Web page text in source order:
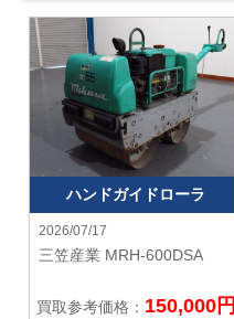
ハンドガイドローラ
2026/07/17
三笠産業 MRH-600DSA
買取参考価格： 150,000円